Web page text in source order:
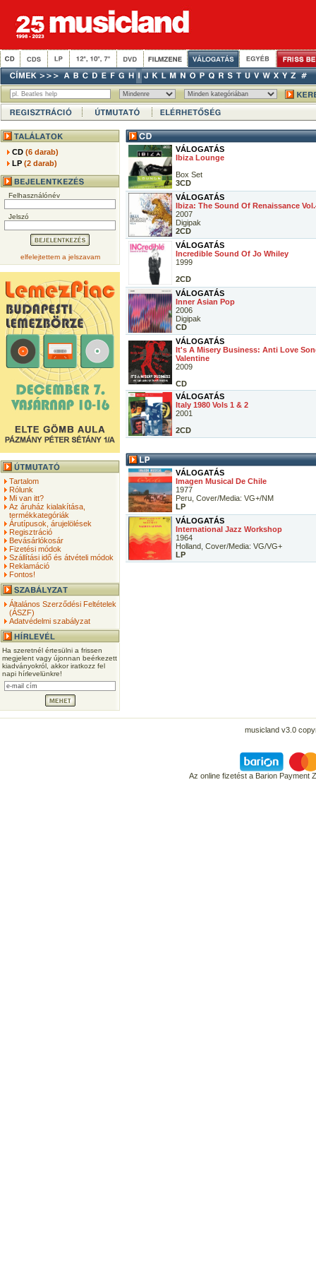
CD(6 darab)
LP(2 darab)
Felhasználónév
Jelszó
elfelejtettem a jelszavam
Tartalom
Rólunk
Mi van itt?
Az áruház kialakítása,
termékkategóriák
Árutípusok, árujelölések
Regisztráció
Bevásárlókosár
Fizetési módok
Szállítási idő és átvételi módok
Reklamáció
Fontos!
Általános Szerződési Feltételek
(ÁSZF)
Adatvédelmi szabályzat
Ha szeretnél értesülni a frissen
megjelent vagy újonnan beérkezett
kiadványokról, akkor iratkozz fel
napi hírlevelünkre!
VÁLOGATÁS
Ibiza Lounge
Box Set
3CD
VÁLOGATÁS
Ibiza: The Sound Of Renaissance
2007
Digipak
2CD
VÁLOGATÁS
Incredible Sound Of Jo Whiley
1999
2CD
VÁLOGATÁS
Inner Asian Pop
2006
Digipak
CD
VÁLOGATÁS
It's A Misery Business: Anti Love
Valentine
2009
CD
VÁLOGATÁS
Italy 1980 Vols 1 & 2
2001
2CD
VÁLOGATÁS
Imagen Musical De Chile
1977
Peru, Cover/Media: VG+/NM
LP
VÁLOGATÁS
International Jazz Workshop
1964
Holland, Cover/Media: VG/VG+
LP
musicland v3.0
Az online fizetést a Barion Payment